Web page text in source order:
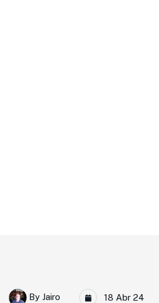
By Jairo 18 Abr 24